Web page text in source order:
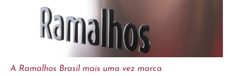
A Ramalhos Brasil mais uma vez marca